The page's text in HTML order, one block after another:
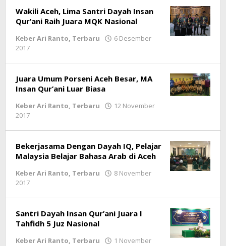
Wakili Aceh, Lima Santri Dayah Insan
Qur’ani Raih Juara MQK Nasional
Keber Ari Ranto, Terbaru
6 Desember
2017
Juara Umum Porseni Aceh Besar, MA
Insan Qur’ani Luar Biasa
Keber Ari Ranto, Terbaru
12 November
2017
Bekerjasama Dengan Dayah IQ, Pelajar
Malaysia Belajar Bahasa Arab di Aceh
Keber Ari Ranto, Terbaru
8 November
2017
Santri Dayah Insan Qur’ani Juara I
Tahfidh 5 Juz Nasional
Keber Ari Ranto, Terbaru
1 November